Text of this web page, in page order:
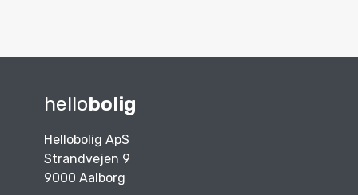
hellobolig
Hellobolig ApS
Strandvejen 9
9000 Aalborg